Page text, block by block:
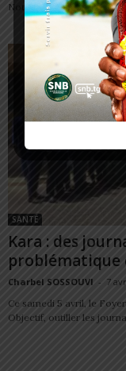
Notsè. Le mercredi 16
SANTÉ
Kara : des
problématique
Charbel SOSSOUVI - 7
Ce samedi 5 avril, le
Objectif, outiller les